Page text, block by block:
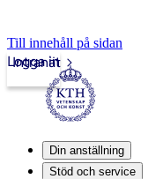
Till innehåll på sidan
Intranät
Logga in
Din anställning
Stöd och service